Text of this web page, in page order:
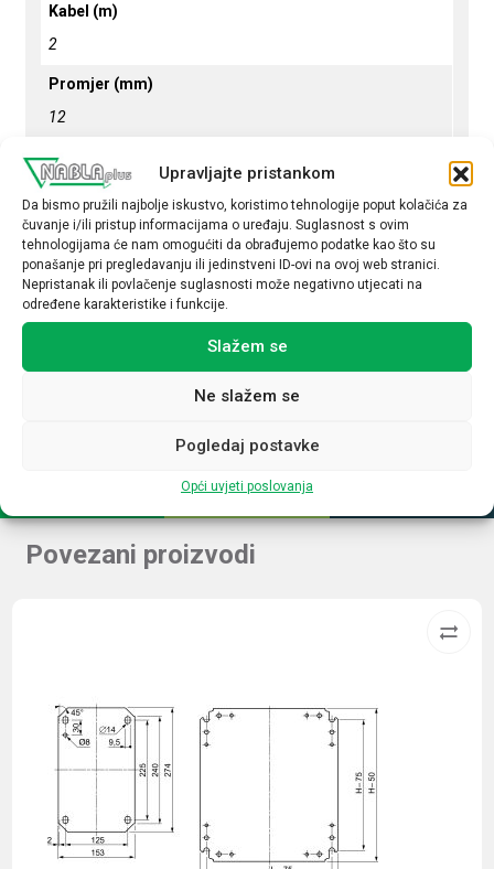
Upravljajte pristankom
Da bismo pružili najbolje iskustvo, koristimo tehnologije poput kolačića za
čuvanje i/ili pristup informacijama o uređaju. Suglasnost s ovim
tehnologijama će nam omogućiti da obrađujemo podatke kao što su
ponašanje pri pregledavanju ili jedinstveni ID-ovi na ovoj web stranici.
Nepristanak ili povlačenje suglasnosti može negativno utjecati na
određene karakteristike i funkcije.
Slažem se
Ne slažem se
Pogledaj postavke
Opći uvjeti poslovanja
Kabel (m)
2
Promjer (mm)
12
Osjetljivost
4mm
Funkcija
1M
Način spajanja
Napon
Povezani proizvodi